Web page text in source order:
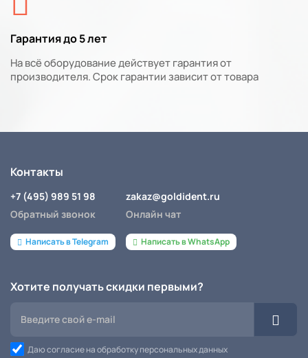
Гарантия до 5 лет
На всё оборудование действует гарантия от
производителя. Срок гарантии зависит от товара
Контакты
+7 (495) 989 51 98
Обратный звонок
Написать в Telegram
zakaz@goldident.ru
Онлайн чат
Написать в WhatsApp
Хотите получать скидки первыми?
Даю согласие на обработку персональных данных